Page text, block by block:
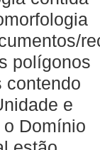
polígonos
contendo
e
Domínio